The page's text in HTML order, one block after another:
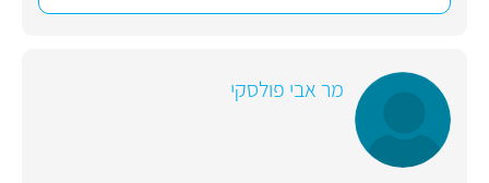
מר אבי פולסקי